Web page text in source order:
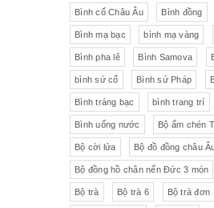
Đồ trang trí khác Đèn
Đồ sứ khác
Đồ sứ nhỏ
Âu sứ có nắp Gạt
Ly pha lê
Đồ sứ hồng Đồ
Liên Xô
Cộng hòa Séc- chợ đồ cổ Praha
pha lê Tiệp Đồ
Sứ Đức
VebR- Đức
H&C - Séc
Bình cổ Châu Âu Bình đồng
Bình mạ bạc bình mạ vàng
Bình pha lê Bình Samova
bình sứ cổ Bình sứ Pháp
Bình tráng bạc bình trang trí
Bình uống nước Bộ ấm chén
Bộ cời lửa Bộ đồ đồng châu
Bộ đồng hồ chân nến Đức 3 món
Bộ trà Bộ trà 6 Bộ trà đơn